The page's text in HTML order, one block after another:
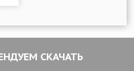
СКАЧАТЬ